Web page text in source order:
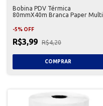
Bobina PDV Térmica
80mmX40m Branca Paper Multi
-5% OFF
R$3,99 R$4,20